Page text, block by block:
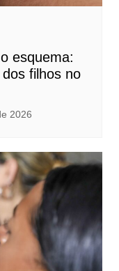
esquema:
filhos no
2026